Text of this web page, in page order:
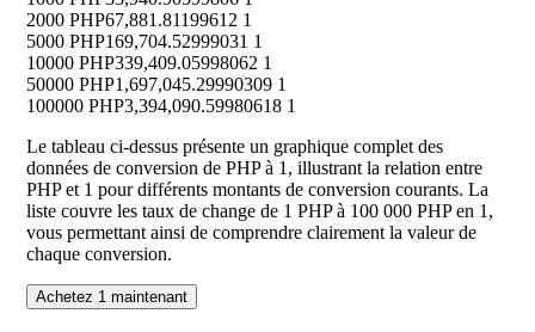
2000 PHP67,881.81199612 1
5000 PHP169,704.52999031 1
10000 PHP339,409.05998062 1
50000 PHP1,697,045.29990309 1
100000 PHP3,394,090.59980618 1
Le tableau ci-dessus présente un graphique complet des
données de conversion de PHP à 1, illustrant la relation entre
PHP et 1 pour différents montants de conversion courants. La
liste couvre les taux de change de 1 PHP à 100 000 PHP en 1,
vous permettant ainsi de comprendre clairement la valeur de
chaque conversion.
Achetez 1 maintenant